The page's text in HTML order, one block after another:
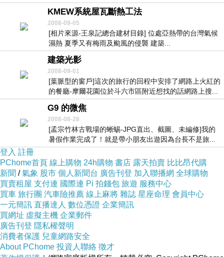
KMEW系統屋瓦斷熱工法
2008-09-05
[相片來源-王泉記總合建材目錄] 位處亞熱帶的台灣氣候
濕熱 夏季又有梅雨及颱風的侵襲 建築...
建築光影
2008-09-01
[葉脈型的窗戶]這次的旅行的回程中安排了網路上火紅的
的餐廳-摩爾花園位於斗六市區附近想找的話網路上搜...
G9 的微焦
2008-08-28
[孟宗竹林古戰場的蜥蜴-JPG直出、截圖、未編修]我的
暑假作業完成了！就是帶小朋友出遊因為台長不是旅...
登入 註冊
PChome首頁 線上購物 24h購物 書店 露天拍賣 比比昂代購
新聞 /氣象 股市 個人新聞台 廣告刊登 加入聯播網 全球購物
買賣租屋 支付連 國際連 Pi 拍錢包 旅遊 服務中心
買車 旅行團 汽車險推薦 線上麻將 雜誌 星座命理 會員中心
一元簡訊 直播達人 數位憑證 企業簡訊
買網址 虛擬主機 企業郵件
廣告刊登 隱私權聲明
消費者保護 兒童網路安全
About PChome 投資人聯絡 徵才